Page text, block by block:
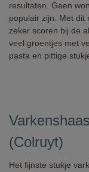
resultaten. Geen
populair zijn. Met dit
zeker scoren bij de
veel groentjes met
pasta en pittige
(Colruyt)
Het fijnste stukje